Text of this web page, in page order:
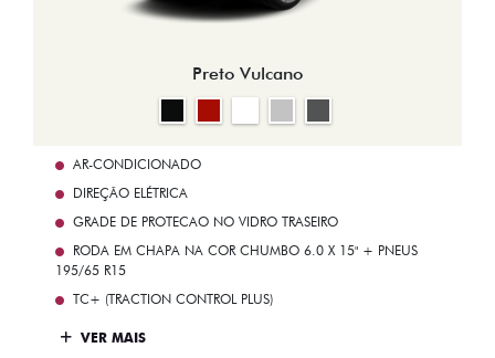
Preto Vulcano
AR-CONDICIONADO
DIREÇÃO ELÉTRICA
GRADE DE PROTECAO NO VIDRO TRASEIRO
RODA EM CHAPA NA COR CHUMBO 6.0 X 15" + PNEUS
195/65 R15
TC+ (TRACTION CONTROL PLUS)
VER MAIS